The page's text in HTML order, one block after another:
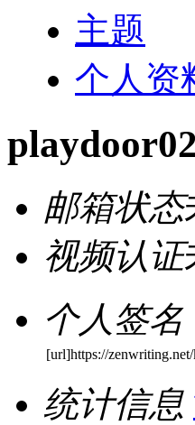
主题
个人资
playdoor02
邮箱状态
视频认证
个人签名
[url]https://
统计信息